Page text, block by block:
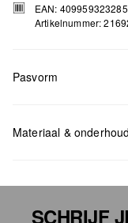
EAN:
Artikelnummer:
Pasvorm
Materiaal & onderhoud
SCHRIJF